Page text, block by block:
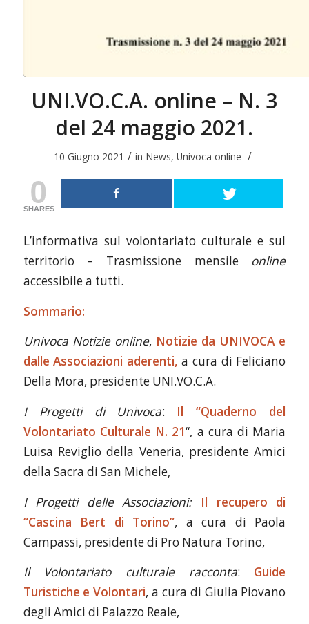
UNI.VO.C.A. online – N. 3
del 24 maggio 2021.
10 Giugno 2021 / in News, Univoca online /
0
SHARES
L’informativa sul volontariato culturale e sul
territorio – Trasmissione mensile online
accessibile a tutti.
Sommario:
Univoca Notizie online, Notizie da UNIVOCA e
dalle Associazioni aderenti, a cura di Feliciano
Della Mora, presidente UNI.VO.C.A.
I Progetti di Univoca: Il “Quaderno del
Volontariato Culturale N. 21“, a cura di Maria
Luisa Reviglio della Veneria, presidente Amici
della Sacra di San Michele,
I Progetti delle Associazioni:
Il recupero di
“Cascina Bert di Torino”, a cura di Paola
Campassi, presidente di Pro Natura Torino,
Il Volontariato culturale racconta: Guide
Turistiche e Volontari, a cura di Giulia Piovano
degli Amici di Palazzo Reale,